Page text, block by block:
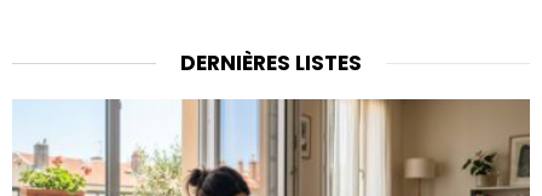
DERNIÈRES LISTES